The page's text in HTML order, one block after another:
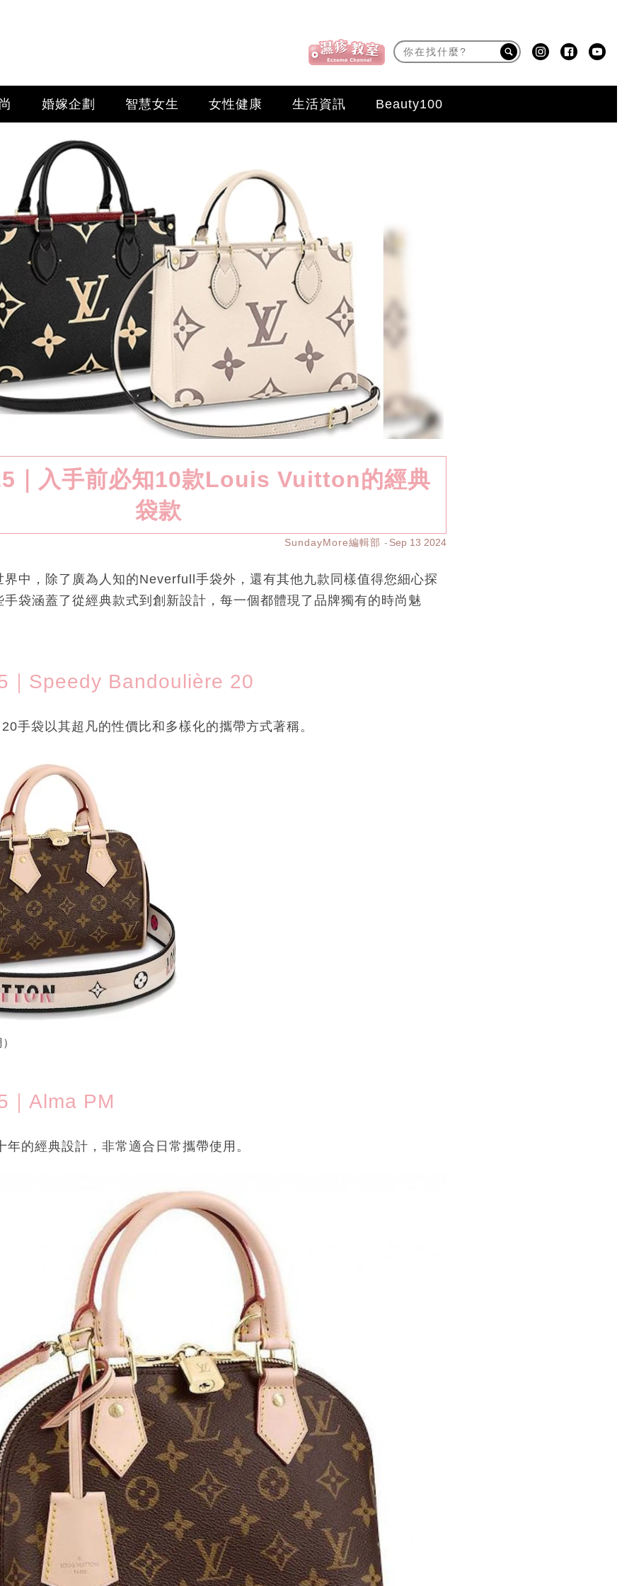
婚嫁企劃 智慧女生 女性健康 生活資訊 Beauty100
｜入手前必知10款Louis Vuitton的經典
袋款
SundayMore編輯部 Sep 13 2024
中，除了廣為人知的Neverfull手袋外，還有其他九款同樣值得您細心探
袋涵蓋了從經典款式到創新設計，每一個都體現了品牌獨有的時尚魅
｜Speedy Bandoulière 20
手袋以其超凡的性價比和多樣化的攜帶方式著稱。
｜Alma PM
的經典設計，非常適合日常攜帶使用。